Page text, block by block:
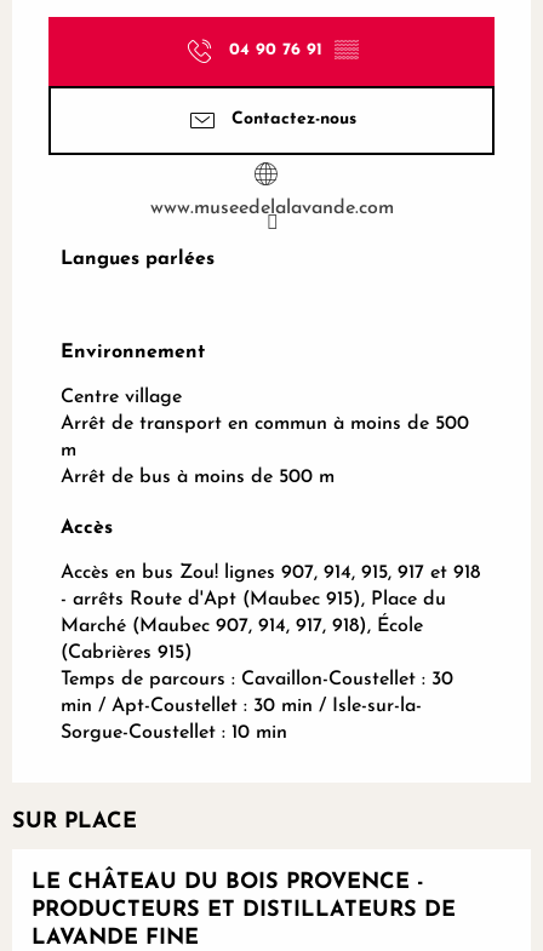
04 90 76 91 ▒▒
Contactez-nous
www.museedelalavande.com
Langues parlées
Langues parlées
Environnement
Environnement
Centre village
Arrêt de transport en commun à moins de 500
m
Arrêt de bus à moins de 500 m
Accès
Accès
Accès en bus Zou! lignes 907, 914, 915, 917 et 918
- arrêts Route d'Apt (Maubec 915), Place du
Marché (Maubec 907, 914, 917, 918), École
(Cabrières 915)
Temps de parcours : Cavaillon-Coustellet : 30
min / Apt-Coustellet : 30 min / Isle-sur-la-
Sorgue-Coustellet : 10 min
SUR PLACE
LE CHÂTEAU DU BOIS PROVENCE -
PRODUCTEURS ET DISTILLATEURS DE
LAVANDE FINE